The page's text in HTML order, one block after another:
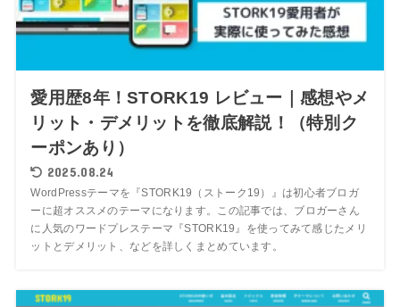
愛用歴8年！STORK19 レビュー｜感想やメ
リット・デメリットを徹底解説！（特別ク
ーポンあり）
2025.08.24
WordPressテーマを『STORK19（ストーク19）』は初心者ブロガ
ーに超オススメのテーマになります。この記事では、ブロガーさん
に人気のワードプレステーマ『STORK19』を使ってみて感じたメリ
ットとデメリット、などを詳しくまとめています。